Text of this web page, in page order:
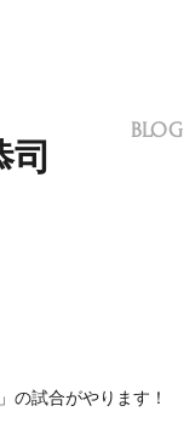
司
の試合がやります！
BLOG